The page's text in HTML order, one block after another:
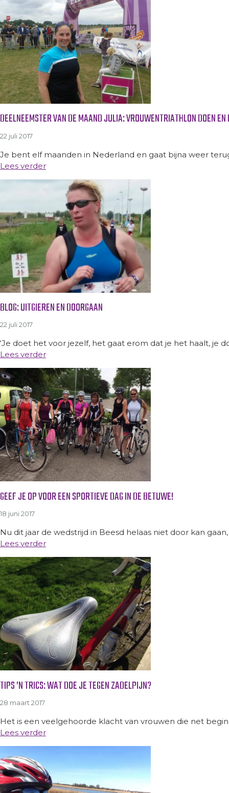
DEELNEEMSTER VAN DE MAAND JULIA: VROUWENTRIATHLON DOEN
22 juli 2017
Je bent elf maanden in Nederland en gaat bijna weer
Lees verder
BLOG: UITGIEREN EN DOORGAAN
22 juli 2017
‘Je doet het voor jezelf, het gaat erom dat je het haalt, je
Lees verder
GEEF JE OP VOOR EEN SPORTIEVE DAG IN DE BETUWE!
18 juni 2017
Nu dit jaar de wedstrijd in Beesd helaas niet door kan
Lees verder
TIPS ’N TRICS: WAT DOE JE TEGEN ZADELPIJN?
28 maart 2017
Het is een veelgehoorde klacht van vrouwen die net
Lees verder